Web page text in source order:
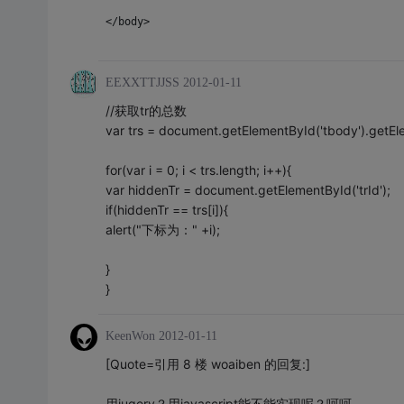
</body>
EEXXTTJJSS 2012-01-11
//获取tr的总数
var trs =
for(var i = 0; i < trs.length; i++){
var hiddenTr = document.getElementById('trId');
if(hiddenTr == trs[i]){
alert("下标为：" +i);
}
}
KeenWon 2012-01-11
[Quote=引用 8 楼 woaiben 的回复:]